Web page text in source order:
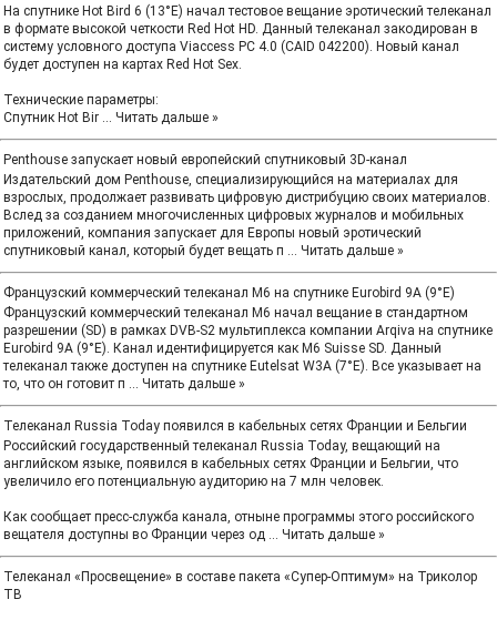
На спутнике Hot Bird 6 (13°E) начал тестовое вещание эротический телеканал
в формате высокой четкости Red Hot HD. Данный телеканал закодирован в
систему условного доступа Viaccess PC 4.0 (CAID 042200). Новый канал
будет доступен на картах Red Hot Sex.
Технические параметры:
Спутник Hot Bir ... Читать дальше »
Penthouse запускает новый европейский спутниковый 3D-канал
Издательский дом Penthouse, специализирующийся на материалах для
взрослых, продолжает развивать цифровую дистрибуцию своих материалов.
Вслед за созданием многочисленных цифровых журналов и мобильных
приложений, компания запускает для Европы новый эротический
спутниковый канал, который будет вещать п ... Читать дальше »
Французский коммерческий телеканал M6 на спутнике Eurobird 9A (9°E)
Французский коммерческий телеканал M6 начал вещание в стандартном
разрешении (SD) в рамках DVB-S2 мультиплекса компании Arqiva на спутнике
Eurobird 9A (9°E). Канал идентифицируется как M6 Suisse SD. Данный
телеканал также доступен на спутнике Eutelsat W3A (7°E). Все указывает на
то, что он готовит п ... Читать дальше »
Телеканал Russia Today появился в кабельных сетях Франции и Бельгии
Российский государственный телеканал Russia Today, вещающий на
английском языке, появился в кабельных сетях Франции и Бельгии, что
увеличило его потенциальную аудиторию на 7 млн человек.
Как сообщает пресс-служба канала, отныне программы этого российского
вещателя доступны во Франции через од ... Читать дальше »
Телеканал «Просвещение» в составе пакета «Супер-Оптимум» на Триколор
ТВ